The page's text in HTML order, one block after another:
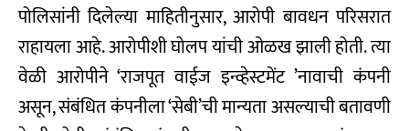
पोलिसांनी दिलेल्या माहितीनुसार, आरोपी बावधन परिसरात
राहायला आहे. आरोपीशी घोलप यांची ओळख झाली होती. त्या
वेळी आरोपीने ‘राजपूत वाईज इन्व्हेस्टमेंट ’नावाची कंपनी
असून, संबंधित कंपनीला ‘सेबी’ची मान्यता असल्याची बतावणी